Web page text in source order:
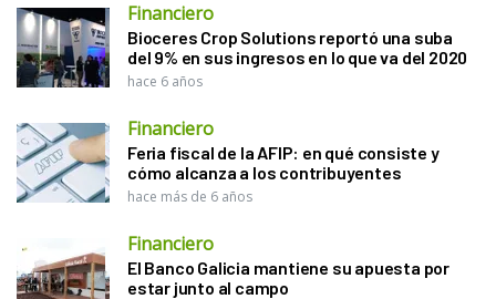
Financiero
Bioceres Crop Solutions reportó una suba
del 9% en sus ingresos en lo que va del 2020
hace 6 años
Financiero
Feria fiscal de la AFIP: en qué consiste y
cómo alcanza a los contribuyentes
hace más de 6 años
Financiero
El Banco Galicia mantiene su apuesta por
estar junto al campo